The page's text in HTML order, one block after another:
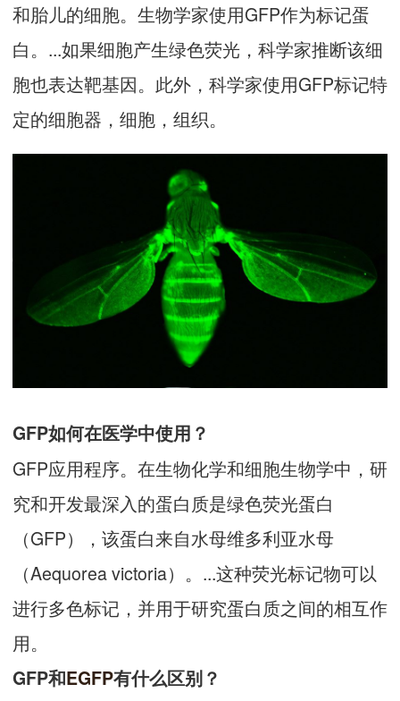
和胎儿的细胞。生物学家使用GFP作为标记蛋
白。...如果细胞产生绿色荧光，科学家推断该细
胞也表达靶基因。此外，科学家使用GFP标记特
定的细胞器，细胞，组织。
GFP如何在医学中使用？
GFP应用程序。在生物化学和细胞生物学中，研
究和开发最深入的蛋白质是绿色荧光蛋白
（GFP），该蛋白来自水母维多利亚水母
（Aequorea victoria）。...这种荧光标记物可以
进行多色标记，并用于研究蛋白质之间的相互作
用。
GFP和EGFP有什么区别？